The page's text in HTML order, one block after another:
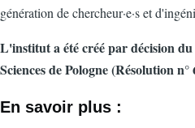
génération de chercheur·e·s et
L'institut a été créé par décision
Sciences de Pologne (Résolution
En savoir plus :